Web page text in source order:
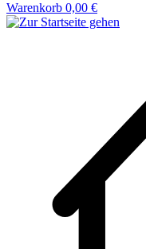
Warenkorb 0,00 €